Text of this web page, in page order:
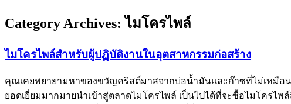
Category Archives:ไมโครไพล์
ไมโครไพล์สำหรับผู้ปฏิบัติงานในอุตสาหกรรมก่อสร้าง
คุณเคยพยายามหาของขวัญคริสต์มาสจากบ่อน้ำมันและก๊าซที่ไม่เหมื
ยอดเยี่ยมมากมายนำเข้าสู่ตลาดไมโครไพล์ เป็นไปได้ที่จะซื้อไมโคร